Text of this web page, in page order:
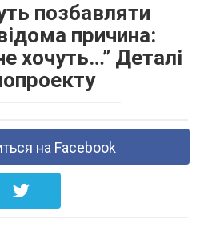
позбавляти
причина:
хочуть…” Деталі
на Facebook